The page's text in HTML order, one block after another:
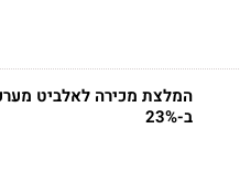
המלצת מכירה לאלביט
ב-23%